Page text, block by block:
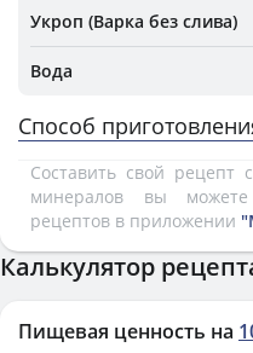
Укроп (Варка без слива)
Вода
Способ
Составить свой рецепт
минералов вы
рецептов в приложении
Калькулятор
Пищевая ценность на